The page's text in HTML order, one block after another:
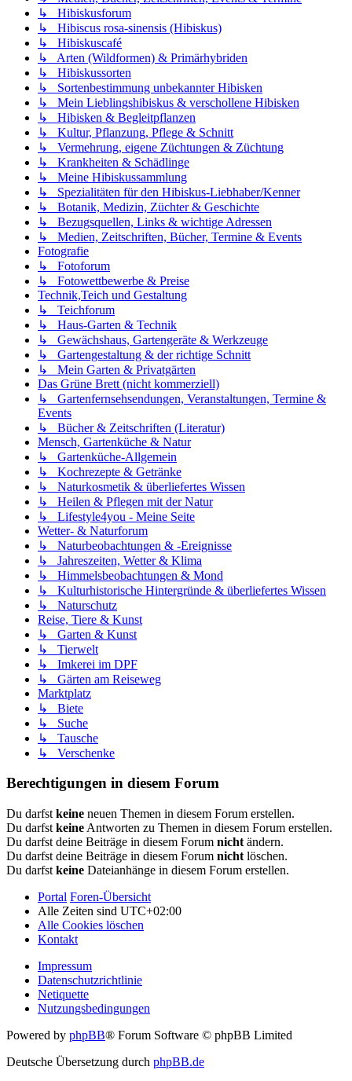
↳ Hibiskusforum
↳ Hibiscus rosa-sinensis (Hibiskus)
↳ Hibiskuscafé
↳ Arten (Wildformen) & Primärhybriden
↳ Hibiskussorten
↳ Sortenbestimmung unbekannter Hibisken
↳ Mein Lieblingshibiskus & verschollene Hibisken
↳ Hibisken & Begleitpflanzen
↳ Kultur, Pflanzung, Pflege & Schnitt
↳ Vermehrung, eigene Züchtungen & Züchtung
↳ Krankheiten & Schädlinge
↳ Meine Hibiskussammlung
↳ Spezialitäten für den Hibiskus-Liebhaber/Kenner
↳ Botanik, Medizin, Züchter & Geschichte
↳ Bezugsquellen, Links & wichtige Adressen
↳ Medien, Zeitschriften, Bücher, Termine & Events
Fotografie
↳ Fotoforum
↳ Fotowettbewerbe & Preise
Technik,Teich und Gestaltung
↳ Teichforum
↳ Haus-Garten & Technik
↳ Gewächshaus, Gartengeräte & Werkzeuge
↳ Gartengestaltung & der richtige Schnitt
↳ Mein Garten & Privatgärten
Das Grüne Brett (nicht kommerziell)
↳ Gartenfernsehsendungen, Veranstaltungen, Termine &
Events
↳ Bücher & Zeitschriften (Literatur)
Mensch, Gartenküche & Natur
↳ Gartenküche-Allgemein
↳ Kochrezepte & Getränke
↳ Naturkosmetik & überliefertes Wissen
↳ Heilen & Pflegen mit der Natur
↳ Lifestyle4you - Meine Seite
Wetter- & Naturforum
↳ Naturbeobachtungen & -Ereignisse
↳ Jahreszeiten, Wetter & Klima
↳ Himmelsbeobachtungen & Mond
↳ Kulturhistorische Hintergründe & überliefertes Wissen
↳ Naturschutz
Reise, Tiere & Kunst
↳ Garten & Kunst
↳ Tierwelt
↳ Imkerei im DPF
↳ Gärten am Reiseweg
Marktplatz
↳ Biete
↳ Suche
↳ Tausche
↳ Verschenke
Berechtigungen in diesem Forum
Du darfst keine neuen Themen in diesem Forum erstellen.
Du darfst keine Antworten zu Themen in diesem Forum erstellen.
Du darfst deine Beiträge in diesem Forum nicht ändern.
Du darfst deine Beiträge in diesem Forum nicht löschen.
Du darfst keine Dateianhänge in diesem Forum erstellen.
Portal Foren-Übersicht
Alle Zeiten sind UTC+02:00
Alle Cookies löschen
Kontakt
Impressum
Datenschutzrichtlinie
Netiquette
Nutzungsbedingungen
Powered by phpBB® Forum Software © phpBB Limited
Deutsche Übersetzung durch phpBB.de